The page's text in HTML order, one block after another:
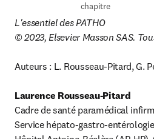
chapitre
L'essentiel des PATHO
© 2023, Elsevier Masson SAS.
Auteurs : L. Rousseau-Pitard, G.
Laurence Rousseau-Pitard
Cadre de santé paramédical
Service hépato-gastro-